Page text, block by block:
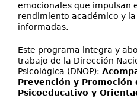
emocionales que impulsan
rendimiento académico y
informadas.
Este programa integra y
trabajo de la Dirección
Psicológica (DNOP):
Prevención y Promoción
Psicoeducativo y